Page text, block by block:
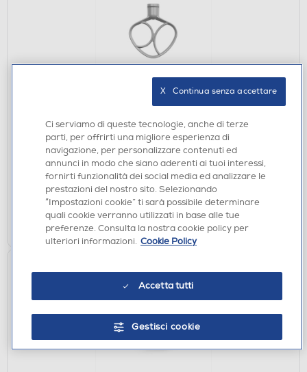
€ 29,00
Acquisto online:non disponibile
Ritiro in negozio:non disponibile
VISUALIZZA
Ci serviamo di queste tecnologie, anche di terze
parti, per offrirti una migliore esperienza di
navigazione, per personalizzare contenuti ed
annunci in modo che siano aderenti ai tuoi interessi,
fornirti funzionalità dei social media ed analizzare le
prestazioni del nostro sito. Selezionando
“Impostazioni cookie” ti sarà possibile determinare
quali cookie verranno utilizzati in base alle tue
preferenze. Consulta la nostra cookie policy per
ulteriori informazioni. Cookie Policy
Accetta tutti
Gestisci cookie
X   Continua senza accettare